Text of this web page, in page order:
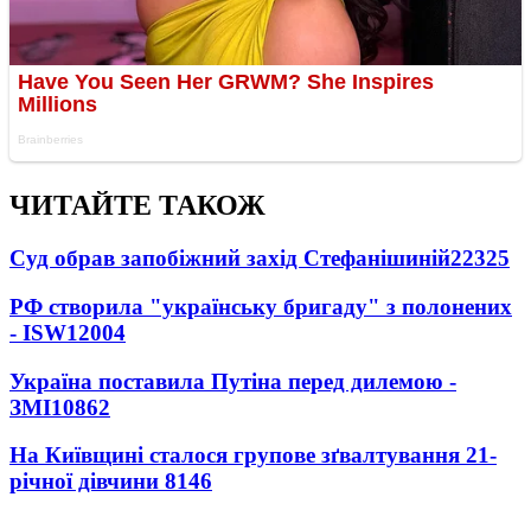
ЧИТАЙТЕ ТАКОЖ
Суд обрав запобіжний захід Стефанішиній22325
РФ створила "українську бригаду" з полонених
- ISW12004
Україна поставила Путіна перед дилемою -
ЗМІ10862
На Київщині сталося групове зґвалтування 21-
річної дівчини 8146